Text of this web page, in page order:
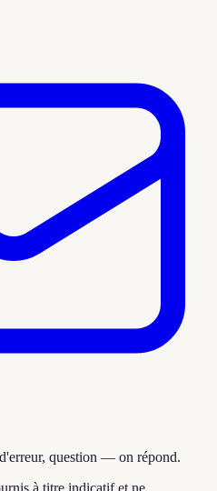
question — on répond.